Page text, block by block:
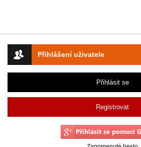
Přihlášení uživatele
Přihlásit se
Registrovat